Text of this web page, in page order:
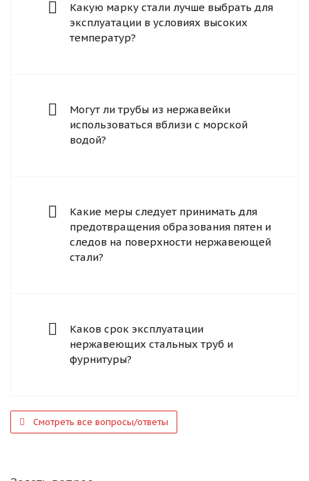
Какую марку стали лучше выбрать для
эксплуатации в условиях высоких
температур?
Могут ли трубы из нержавейки
использоваться вблизи с морской
водой?
Какие меры следует принимать для
предотвращения образования пятен и
следов на поверхности нержавеющей
стали?
Каков срок эксплуатации
нержавеющих стальных труб и
фурнитуры?
Смотреть все вопросы/ответы